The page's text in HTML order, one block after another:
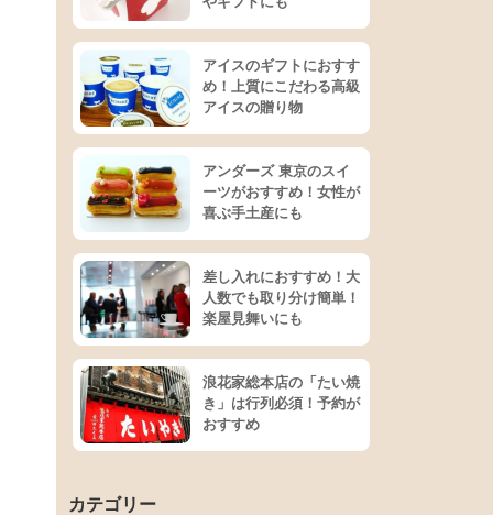
アイスのギフトにおすす
め！上質にこだわる高級
アイスの贈り物
アンダーズ 東京のスイ
ーツがおすすめ！女性が
喜ぶ手土産にも
差し入れにおすすめ！大
人数でも取り分け簡単！
楽屋見舞いにも
浪花家総本店の「たい焼
き」は行列必須！予約が
おすすめ
カテゴリー